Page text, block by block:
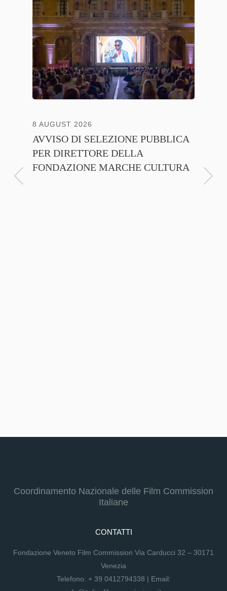
8 AUGUST 2026
AVVISO DI SELEZIONE PUBBLICA
PER DIRETTORE DELLA
FONDAZIONE MARCHE CULTURA
Coordinamento Nazionale delle Film Commission
Italiane
CONTATTI
Fondazione Veneto Film Commission Via Carducci 32 – 30171
Venezia
Telefono: + 39 0412794338 | Email: